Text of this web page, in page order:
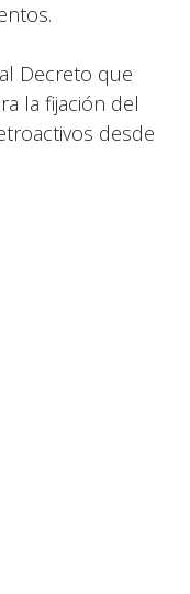
Decreto que
la fijación del
desde